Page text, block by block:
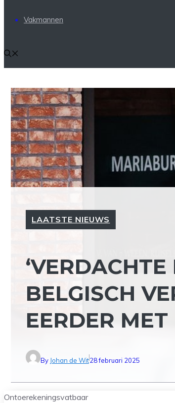
Vakmannen
LAATSTE NIEUWS
BELGISCH
EERDER
By Johan de Wit28 februari 2025
Ontoerekeningsvatbaar